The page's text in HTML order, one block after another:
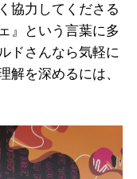
協力してくださる
』という言葉に多
ドさんなら気軽に
解を深めるには、